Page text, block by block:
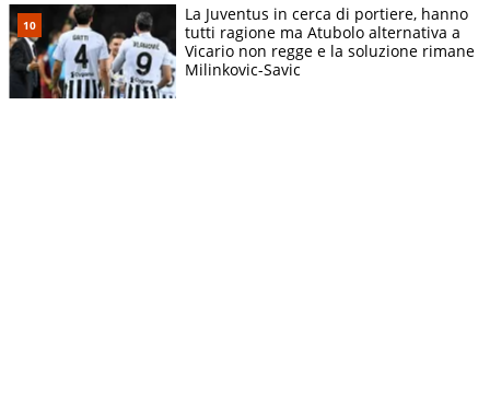
La Juventus in cerca di portiere, hanno
tutti ragione ma Atubolo alternativa a
Vicario non regge e la soluzione rimane
Milinkovic-Savic